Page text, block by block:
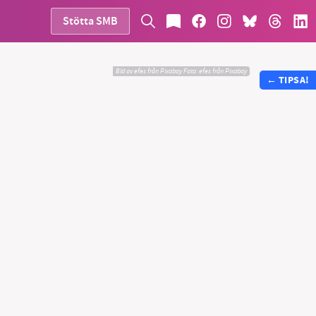
Stötta SMB
Bld av efes från PixabayFoto:efes från Pixabay
← TIPSA!